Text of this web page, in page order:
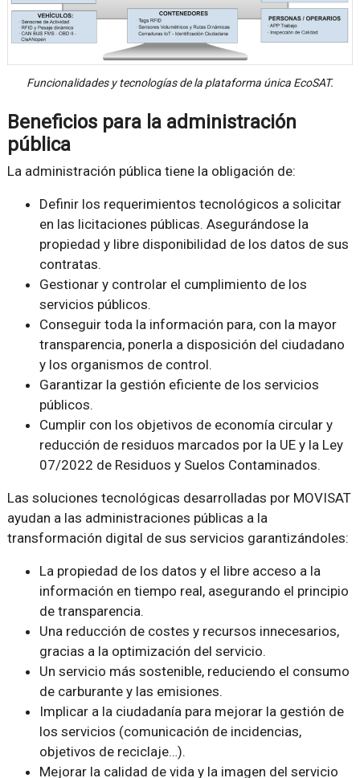
Funcionalidades y tecnologías de la plataforma única EcoSAT.
Beneficios para la administración
pública
La administración pública tiene la obligación de:
Definir los requerimientos tecnológicos a solicitar
en las licitaciones públicas. Asegurándose la
propiedad y libre disponibilidad de los datos de sus
contratas.
Gestionar y controlar el cumplimiento de los
servicios públicos.
Conseguir toda la información para, con la mayor
transparencia, ponerla a disposición del ciudadano
y los organismos de control.
Garantizar la gestión eficiente de los servicios
públicos.
Cumplir con los objetivos de economía circular y
reducción de residuos marcados por la UE y la Ley
07/2022 de Residuos y Suelos Contaminados.
Las soluciones tecnológicas desarrolladas por MOVISAT
ayudan a las administraciones públicas a la
transformación digital de sus servicios garantizándoles:
La propiedad de los datos y el libre acceso a la
información en tiempo real, asegurando el principio
de transparencia.
Una reducción de costes y recursos innecesarios,
gracias a la optimización del servicio.
Un servicio más sostenible, reduciendo el consumo
de carburante y las emisiones.
Implicar a la ciudadanía para mejorar la gestión de
los servicios (comunicación de incidencias,
objetivos de reciclaje…).
Mejorar la calidad de vida y la imagen del servicio